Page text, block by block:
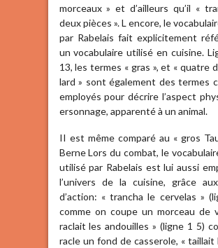
morceaux » et d’ailleurs qu’il «
deux pièces ». L encore, le
par Rabelais fait explicitement
un vocabulaire utilisé en cuisine.
13, les termes « gras », et « quatre
lard » sont également des termes
employés pour décrire l’aspect
ersonnage, apparenté à un animal.
II est même comparé au « gros
Berne Lors du combat, le
utilisé par Rabelais est lui aussi
l’univers de la cuisine, grâce
d’action: « trancha le cervelas »
comme on coupe un morceau de
raclait les andouilles » (ligne 1 5)
racle un fond de casserole, « taillait